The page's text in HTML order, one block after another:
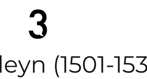
(1501-